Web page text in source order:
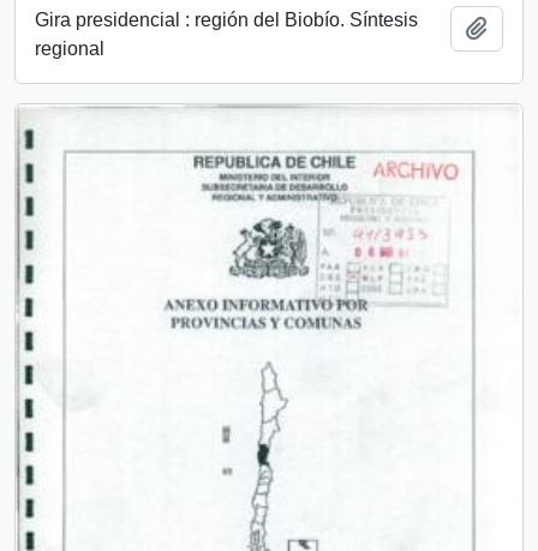
Gira presidencial : región del Biobío. Síntesis
regional